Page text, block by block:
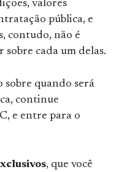
valores
pública, e
contudo, não é
cada um delas.
sobre quando será
continue
e entre para o
, que você